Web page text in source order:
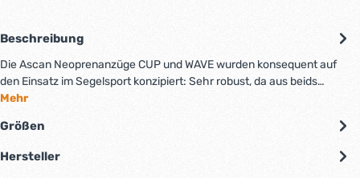
Beschreibung
Die Ascan Neoprenanzüge CUP und WAVE wurden konsequent auf
den Einsatz im Segelsport konzipiert: Sehr robust, da aus beids…
Mehr
Größen
Hersteller